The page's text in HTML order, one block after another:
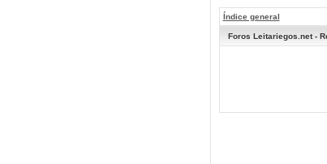
Índice general
Foros Leitariegos.net -